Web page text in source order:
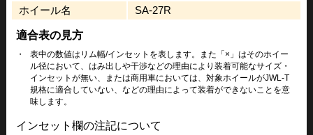
ホイール名
SA-27R
適合表の見方
・
表中の数値はリム幅/インセットを表します。また「×」はそのホイー
ル径において、はみ出しや干渉などの理由により装着可能なサイズ・
インセットが無い、または商用車においては、対象ホイールがJWL-T
規格に適合していない、などの理由によって装着ができないことを意
味します。
インセット欄の注記について